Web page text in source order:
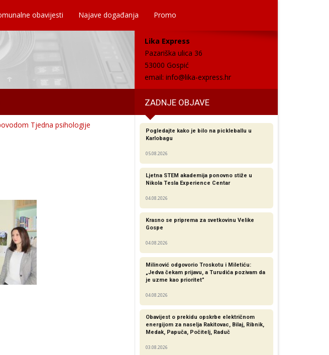
obavijesti Najave događanja Promo
Lika Express
Pazariška ulica 36
53000 Gospić
email: info@lika-express.hr
ZADNJE OBJAVE
Tjedna psihologije
Pogledajte kako je bilo na pickleballu u
Karlobagu
05.08.2026
Ljetna STEM akademija ponovno stiže u
Nikola Tesla Experience Centar
04.08.2026
Krasno se priprema za svetkovinu Velike
Gospe
04.08.2026
Milinović odgovorio Troskotu i Miletiću:
„Jedva čekam prijavu, a Turudića pozivam da
je uzme kao prioritet”
04.08.2026
Obavijest o prekidu opskrbe električnom
energijom za naselja Rakitovac, Bilaj, Ribnik,
Medak, Papuča, Počitelj, Raduč
03.08.2026